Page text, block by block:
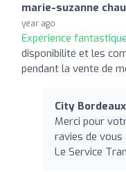
marie-suzanne
year ago
Expérience
disponibilité et les
pendant la vente de
City
Merci pour
ravies de
Le Service